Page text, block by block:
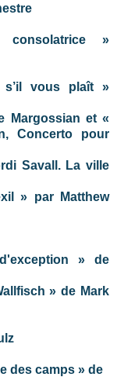
»
s’il vous plaît »
Margossian et «
Concerto pour
Savall. La ville
» par Matthew
» de
» de Mark
des camps » de